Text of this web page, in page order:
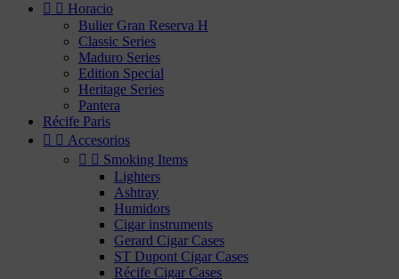
  Horacio
Bulier Gran Reserva H
Classic Series
Maduro Series
Edition Special
Heritage Series
Pantera
Récife Paris
  Accesorios
  Smoking Items
Lighters
Ashtray
Humidors
Cigar instruments
Gerard Cigar Cases
ST Dupont Cigar Cases
Récife Cigar Cases